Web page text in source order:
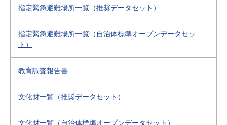
指定緊急避難場所一覧（推奨データセット）
指定緊急避難場所一覧（自治体標準オープンデータセッ
ト）
教育調査報告書
文化財一覧（推奨データセット）
文化財一覧（自治体標準オープンデータセット）